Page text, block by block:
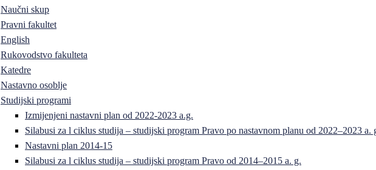
Naučni skup
Pravni fakultet
English
Rukovodstvo fakulteta
Katedre
Nastavno osoblje
Studijski programi
Izmijenjeni nastavni plan od 2022-2023 a.g.
Silabusi za l ciklus studija – studijski program Pravo po nastavnom planu od 2022–2023 a.
Nastavni plan 2014-15
Silabusi za l ciklus studija – studijski program Pravo od 2014–2015 a. g.